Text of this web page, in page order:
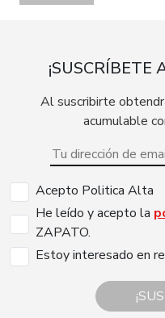
Al suscribirte
acumulable
Acepto Politica Alta
He leído y acepto la
ZAPATO.
Estoy interesado en